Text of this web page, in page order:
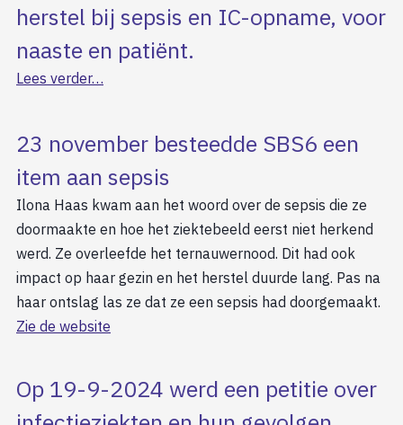
herstel bij sepsis en IC-opname, voor
naaste en patiënt.
Lees verder…
23 november besteedde SBS6 een
item aan sepsis
Ilona Haas kwam aan het woord over de sepsis die ze
doormaakte en hoe het ziektebeeld eerst niet herkend
werd. Ze overleefde het ternauwernood. Dit had ook
impact op haar gezin en het herstel duurde lang. Pas na
haar ontslag las ze dat ze een sepsis had doorgemaakt.
Zie de website
Op 19-9-2024 werd een petitie over